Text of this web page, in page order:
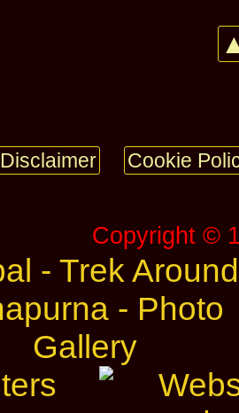
Disclaimer Cookie
Copyright ©